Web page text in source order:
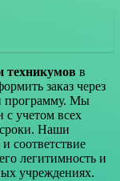
техникумов в
заказ через
программу. Мы
с учетом всех
сроки. Наши
соответствие
легитимность и
учреждениях.